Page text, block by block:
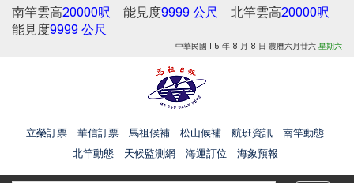
南竿雲高20000呎 能見度9999 公尺 北竿雲高20000呎
能見度9999 公尺
中華民國 115 年 8 月 8 日 農曆六月廿六 星期六
立榮訂票 華信訂票 馬祖候補 松山候補 航班資訊
南竿動態
北竿動態
天候監測網 海運訂位 海象預報